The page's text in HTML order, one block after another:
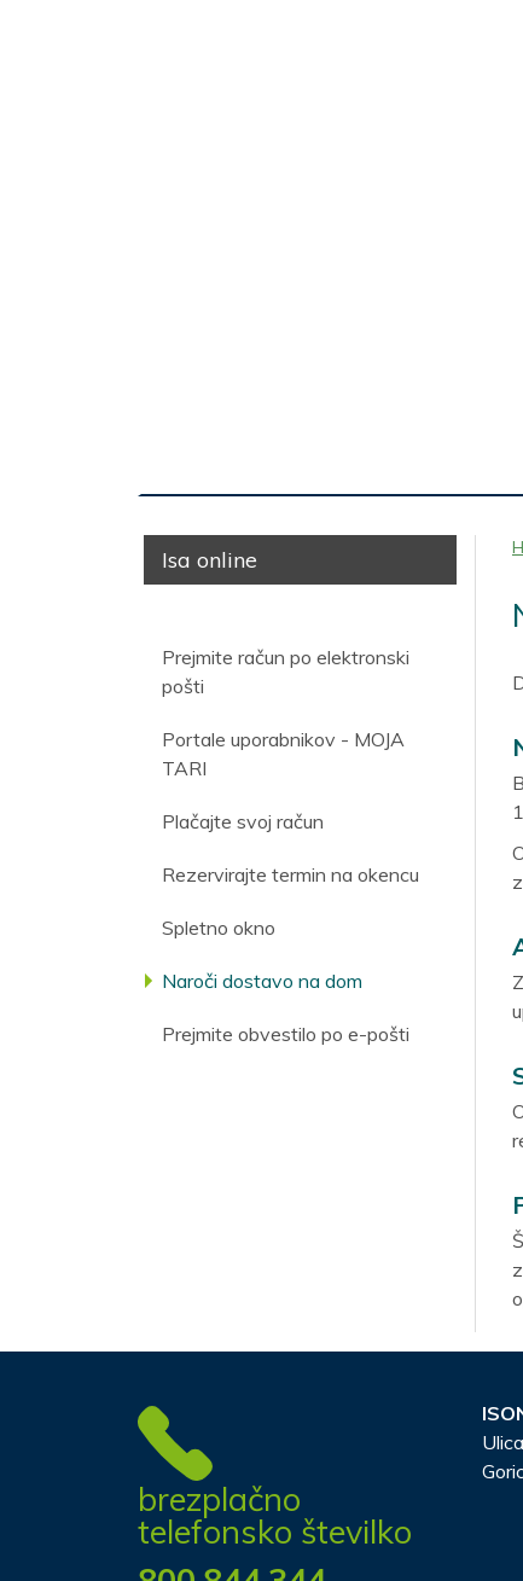
Isa online
Prejmite račun po elektronski
pošti
Portale uporabnikov - MOJA
TARI
Plačajte svoj račun
Rezervirajte termin na okencu
Spletno okno
Naroči dostavo na dom
Prejmite obvestilo po e-pošti
brezplačno
telefonsko številko